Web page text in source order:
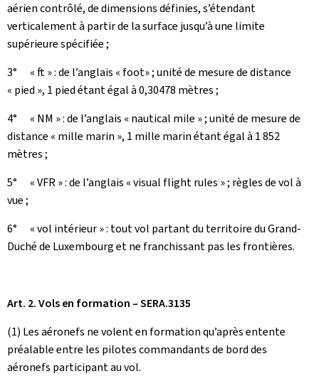
aérien contrôlé, de dimensions définies, s’étendant
verticalement à partir de la surface jusqu’à une limite
supérieure spécifiée ;
3° « ft » : de l’anglais « foot» ; unité de mesure de distance
« pied », 1 pied étant égal à 0,30478 mètres ;
4° « NM » : de l’anglais « nautical mile » ; unité de mesure de
distance « mille marin », 1 mille marin étant égal à 1 852
mètres ;
5° « VFR » : de l’anglais « visual flight rules » ; règles de vol à
vue ;
6° « vol intérieur » : tout vol partant du territoire du Grand-
Duché de Luxembourg et ne franchissant pas les frontières.
Art. 2. Vols en formation – SERA.3135
(1) Les aéronefs ne volent en formation qu’après entente
préalable entre les pilotes commandants de bord des
aéronefs participant au vol.